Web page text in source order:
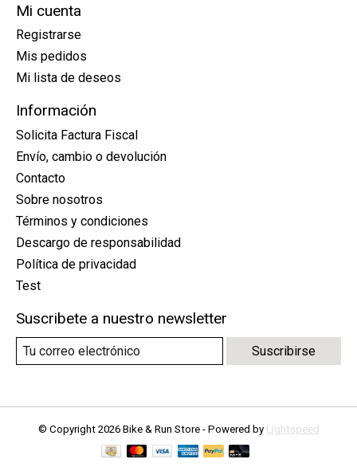
Mi cuenta
Registrarse
Mis pedidos
Mi lista de deseos
Información
Solicita Factura Fiscal
Envío, cambio o devolución
Contacto
Sobre nosotros
Términos y condiciones
Descargo de responsabilidad
Política de privacidad
Test
Suscribete a nuestro newsletter
Suscribirse
© Copyright 2026 Bike & Run Store - Powered by Lightspeed